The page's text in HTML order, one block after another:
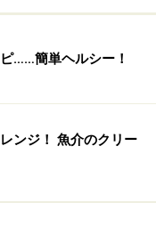
小さじ1/4
少々
……簡単ヘルシー！
ンジ！ 魚介のクリー